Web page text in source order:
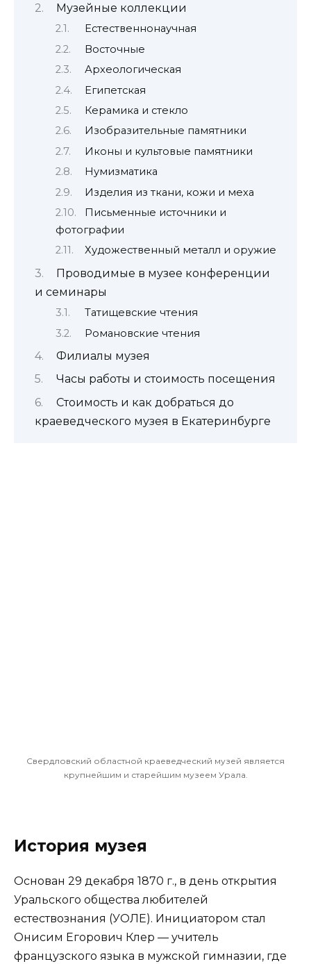
Музейные коллекции
Естественнонаучная
Восточные
Археологическая
Египетская
Керамика и стекло
Изобразительные памятники
Иконы и культовые памятники
Нумизматика
Изделия из ткани, кожи и меха
Письменные источники и
фотографии
Художественный металл и оружие
Проводимые в музее конференции
и семинары
Татищевские чтения
Романовские чтения
Филиалы музея
Часы работы и стоимость посещения
Стоимость и как добраться до
краеведческого музея в Екатеринбурге
Свердловский областной краеведческий музей является
крупнейшим и старейшим музеем Урала.
История музея
Основан 29 декабря 1870 г., в день открытия
Уральского общества любителей
естествознания (УОЛЕ). Инициатором стал
Онисим Егорович Клер — учитель
французского языка в мужской гимназии, где